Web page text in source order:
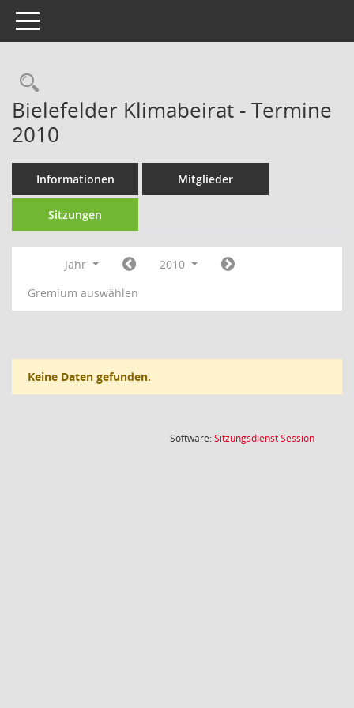
Toggle navigation
Rechercheauswahl
Bielefelder Klimabeirat - Termine
2010
Informationen Mitglieder
Sitzungen
Jahr
2010
Gremium auswählen
Keine Daten gefunden.
Software:SitzungsdienstSession(Wird in